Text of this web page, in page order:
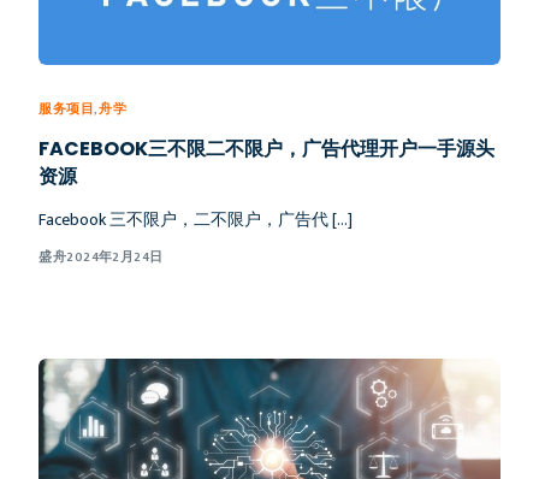
服务项目,舟学
FACEBOOK三不限二不限户，广告代理开户一手源头
资源
Facebook 三不限户，二不限户，广告代 […]
盛舟2024年2月24日